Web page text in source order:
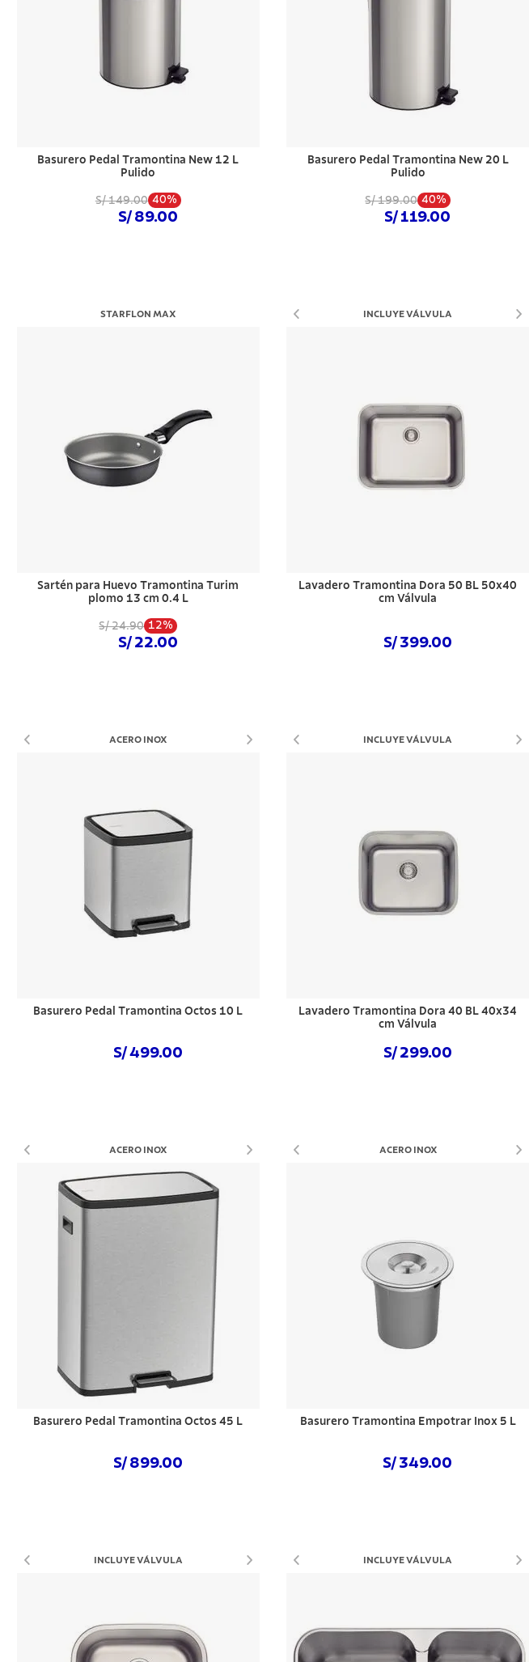
Basurero Pedal Tramontina New 12 L
Pulido
S/ 149.00 40%
S/ 89.00
Basurero Pedal Tramontina New 20 L
Pulido
S/ 199.00 40%
S/ 119.00
STARFLON MAX
Sartén para Huevo Tramontina Turim
plomo 13 cm 0.4 L
S/ 24.90 12%
S/ 22.00
INCLUYE VÁLVULA
Lavadero Tramontina Dora 50 BL 50x40
cm Válvula
S/ 399.00
ACERO INOX
Basurero Pedal Tramontina Octos 10 L
S/ 499.00
INCLUYE VÁLVULA
Lavadero Tramontina Dora 40 BL 40x34
cm Válvula
S/ 299.00
ACERO INOX
Basurero Pedal Tramontina Octos 45 L
S/ 899.00
ACERO INOX
Basurero Tramontina Empotrar Inox 5 L
S/ 349.00
INCLUYE VÁLVULA INCLUYE VÁLVULA